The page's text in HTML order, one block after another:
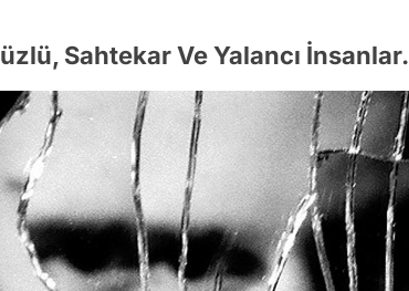
Sahtekar Ve Yalancı İnsanlar.